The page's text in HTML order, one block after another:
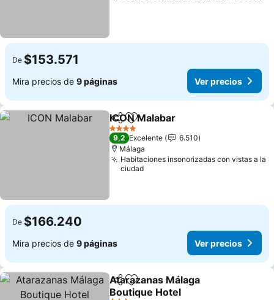
De $153.571
Mira precios de 9 páginas Ver precios
CompartirAgregar a favoritos
ICON Malabar
4 Estrellas
9,2 Excelente
6.510
Málaga
Habitaciones insonorizadas con vistas a la
ciudad
De $166.240
Mira precios de 9 páginas Ver precios
CompartirAgregar a favoritos
Atarazanas Málaga
Boutique Hotel